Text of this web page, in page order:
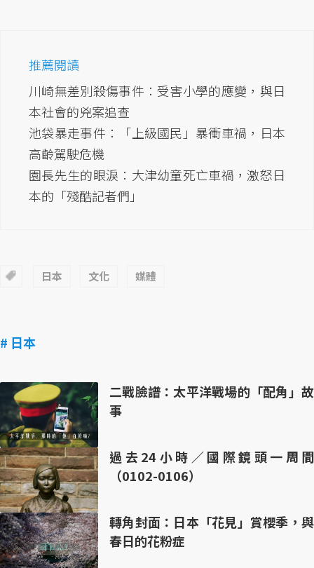
推薦閱讀
川崎無差別殺傷事件：受害小學的應變，與日
本社會的兇案追查
池袋暴走事件：「上級國民」暴衝車禍，日本
高齡駕駛危機
園長先生的眼淚：大津幼童死亡車禍，激怒日
本的「殘酷記者們」
日本 文化 媒體
# 日本
二戰臉譜：太平洋戰場的「配角」故
事
過去24小時／國際鏡頭一周間
（0102-0106）
轉角封面：日本「花見」賞櫻季，與
春日的花粉症